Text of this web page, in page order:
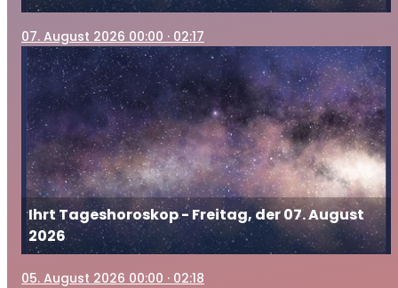
07. August 2026 00:00 · 02:17
Ihrt Tageshoroskop - Freitag, der 07. August
2026
05. August 2026 00:00 · 02:18